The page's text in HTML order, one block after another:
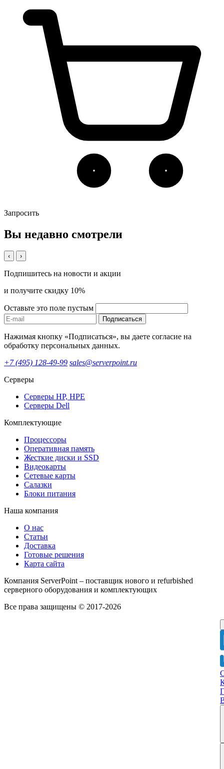
Запросить
Вы недавно смотрели
‹ ›
Подпишитесь на новости и акции
и получите скидку 10%
Оставьте это поле пустым
Подписаться
Нажимая кнопку «Подписаться», вы даете согласие на
обработку персональных данных.
+7 (495) 128-49-99 sales@serverpoint.ru
Серверы
Серверы HP, HPE
Серверы Dell
Комплектующие
Процессоры
Оперативная память
Жесткие диски и SSD
Видеокарты
Сетевые карты
Салазки
Блоки питания
Наша компания
О нас
Статьи
Доставка
Готовые решения
Карта сайта
Компания ServerPoint – поставщик нового и refurbished
серверного оборудования и комплектующих
Все права защищены © 2017-2026